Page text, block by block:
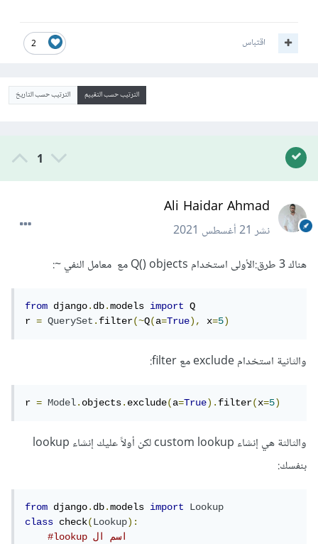
2 اقتباس
الترتيب حسب التقييم الترتيب حسب التاريخ
1
Ali Haidar Ahmad
نشر21 أغسطس 2021
هناك 3 طرق:الأولى استخدام Q() objects مع معامل النفي ~:
from django.db.models import Q
r = QuerySet.filter(~Q(a=True), x=5)
والثانية استخدام exclude مع filter:
r = Model.objects.exclude(a=True).filter(x=5)
والثالثة هي إنشاء custom lookup لكن أولاً عليك إنشاء lookup
بنفسك:
from django.db.models import
Lookup
class check(Lookup):
#lookup اسم ال